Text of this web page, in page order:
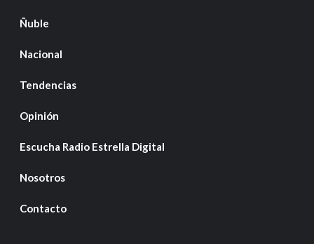
Ñuble
Nacional
Tendencias
Opinión
Escucha Radio Estrella Digital
Nosotros
Contacto